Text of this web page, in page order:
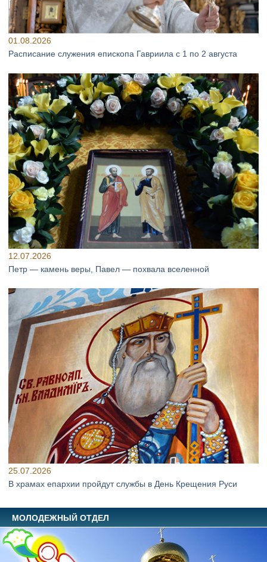
01.08.2026
Расписание служения епископа Гавриила с 1 по 2 августа
12.07.2026
Петр — камень веры, Павел — похвала вселенной
25.07.2026
В храмах епархии пройдут службы в День Крещения Руси
МОЛОДЕЖНЫЙ ОТДЕЛ